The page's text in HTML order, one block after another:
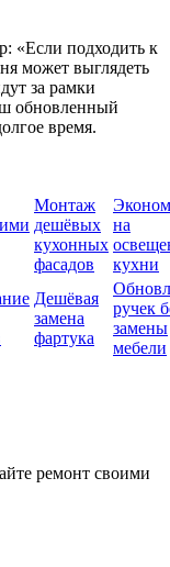
«Если подходить к
может выглядеть
за рамки
обновленный
время.
Монтаж
дешёвых
кухонных
фасадов
на
кухни
Дешёвая
замена
фартука
ручек
замены
мебели
ремонт своими